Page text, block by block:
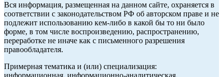
Вся информация, размещенная на данном сайте, охраняется в
соответствии с законодательством РФ об авторском праве и не
подлежит использованию кем-либо в какой бы то ни было
форме, в том числе воспроизведению, распространению,
переработке не иначе как с письменного разрешения
правообладателя.
Примерная тематика и (или) специализация: